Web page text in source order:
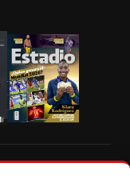
de Vistazo.com.